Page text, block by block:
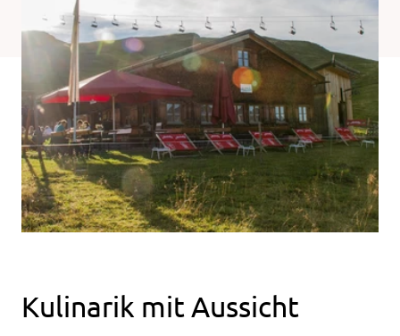
Kulinarik mit Aussicht